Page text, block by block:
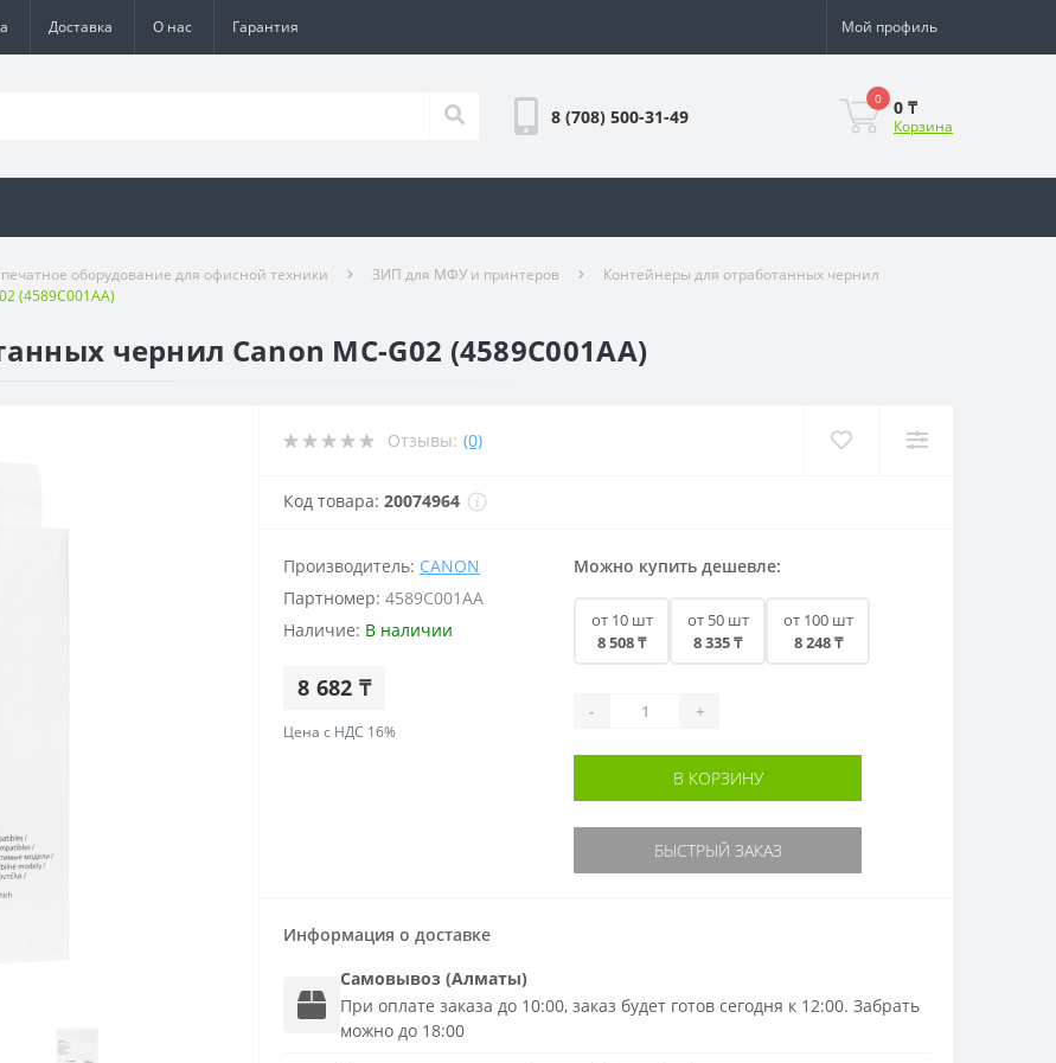
Доставка О нас Гарантия Мой профиль
8 (708) 500-31-49
0 0 ₸
Корзина
оборудование для офисной техники ЗИП для МФУ и принтеров
Контейнеры для отработанных чернил
(4589C001AA)
чернил Canon MC-G02 (4589C001AA)
Отзывы: (0)
Код товара: 20074964
Производитель: CANON
Партномер: 4589C001AA
Наличие: В наличии
8 682 ₸
Цена с НДС 16%
Можно купить дешевле:
от 10 шт
8 508 ₸
от 50 шт
8 335 ₸
от 100 шт
8 248 ₸
- +
В КОРЗИНУ
БЫСТРЫЙ ЗАКАЗ
Информация о доставке
Самовывоз (Алматы)
При оплате заказа до 10:00, заказ будет готов сегодня к 12:00. Забрать
можно до 18:00